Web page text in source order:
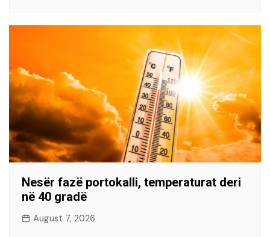
Nesër fazë portokalli, temperaturat deri
në 40 gradë
August 7, 2026